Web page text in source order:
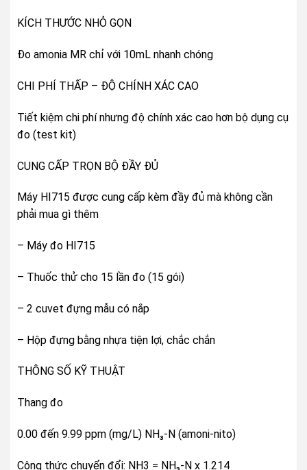
KÍCH THƯỚC NHỎ GỌN
Đo amonia MR chỉ với 10mL nhanh chóng
CHI PHÍ THẤP – ĐỘ CHÍNH XÁC CAO
Tiết kiệm chi phí nhưng độ chính xác cao hơn bộ dụng cụ
đo (test kit)
CUNG CẤP TRỌN BỘ ĐẦY ĐỦ
Máy HI715 được cung cấp kèm đầy đủ mà không cần
phải mua gì thêm
– Máy đo HI715
– Thuốc thử cho 15 lần đo (15 gói)
– 2 cuvet đựng mẫu có nắp
– Hộp đựng bằng nhựa tiện lợi, chắc chắn
THÔNG SỐ KỸ THUẬT
Thang đo
0.00 đến 9.99 ppm (mg/L) NH₃-N (amoni-nito)
Công thức chuyển đổi: NH3 = NH₃-N x 1.214